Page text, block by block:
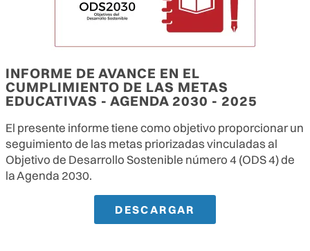
INFORME DE AVANCE EN EL
CUMPLIMIENTO DE LAS METAS
EDUCATIVAS - AGENDA 2030 - 2025
El presente informe tiene como objetivo proporcionar un
seguimiento de las metas priorizadas vinculadas al
Objetivo de Desarrollo Sostenible número 4 (ODS 4) de
la Agenda 2030.
DESCARGAR